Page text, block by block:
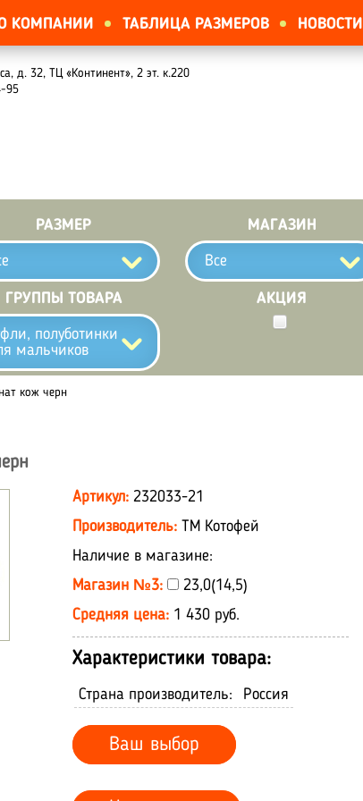
КОМПАНИИ ТАБЛИЦА РАЗМЕРОВ НОВОСТИ
д. 32, ТЦ «Континент», 2 эт. к.220
95
РАЗМЕР МАГАЗИН
Все
ГРУППЫ ТОВАРА
полуботинки
мальчиков
АКЦИЯ
кож черн
Артикул: 232033-21
Производитель: ТМ Котофей
Наличие в магазине:
Магазин №3:
23,0(14,5)
Средняя цена: 1 430 руб.
Характеристики товара:
Страна производитель: Россия
Ваш выбор